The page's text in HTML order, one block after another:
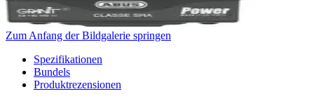
Zum Anfang der Bildgalerie springen
Spezifikationen
Bundels
Produktrezensionen